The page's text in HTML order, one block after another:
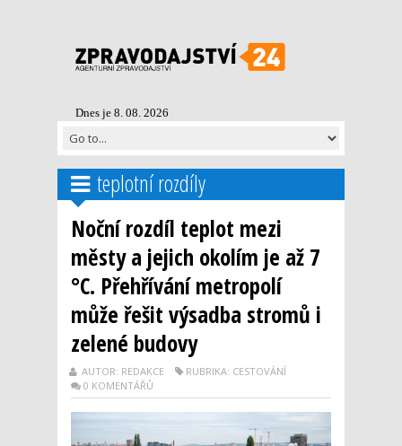
Dnes je 8. 08. 2026
teplotní rozdíly
Noční rozdíl teplot mezi
městy a jejich okolím je až 7
°C. Přehřívání metropolí
může řešit výsadba stromů i
zelené budovy
AUTOR: REDAKCE
RUBRIKA: CESTOVÁNÍ
0 KOMENTÁŘŮ